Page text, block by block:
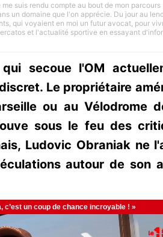
suis rendu compte au bout de mon parcours
un domaine que l'on apprécie. Du jour au
qui voyaient en moi un futur avocat, pour
et l'actualité sportive en essayant
secoue l'OM
Le propriétaire
ou au Vélodrome
sous le feu des
Ludovic Obraniak ne
autour de son